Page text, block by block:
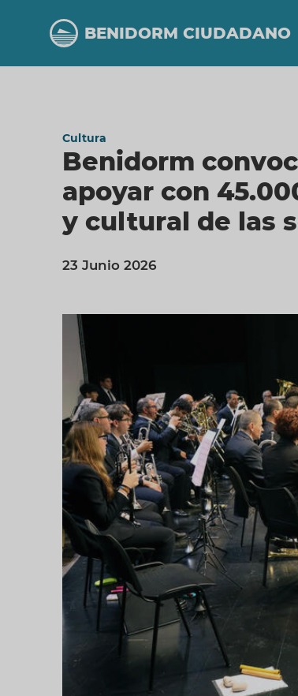
contenido
BENIDORM CIUDADANO
Cultura
Benidorm
apoyar con
y cultural de las
23 Junio 2026